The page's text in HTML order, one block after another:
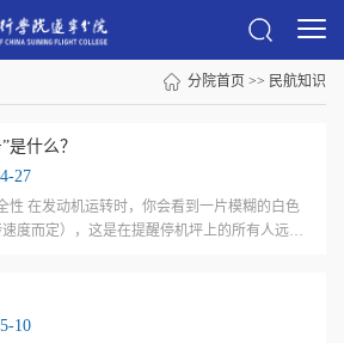
分院首页 >> 民航知识
是什么？
27
性 在发动机运转时，你会看到一片模糊的白色
度而定），这是在提醒停机坪上的所有人远离
10